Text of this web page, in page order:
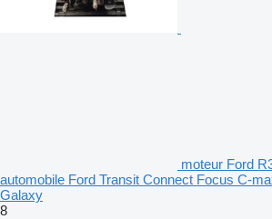
moteur Ford
automobile Ford Transit Connect Focus C-
Galaxy
8